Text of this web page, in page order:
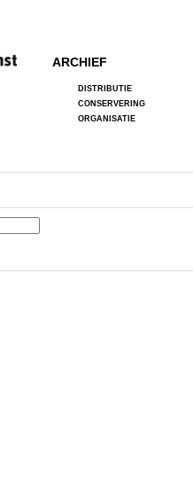
ARCHIEF
DISTRIBUTIE
CONSERVERING
ORGANISATIE